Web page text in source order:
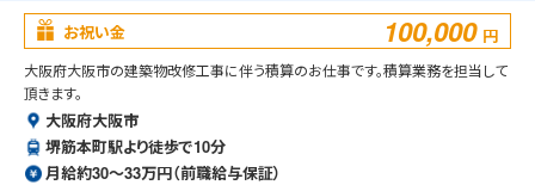
お祝い金 100,000 円
大阪府大阪市の建築物改修工事に伴う積算のお仕事です。積算業務を担当して
頂きます。
大阪府大阪市
堺筋本町駅より徒歩で10分
月給約30〜33万円（前職給与保証）